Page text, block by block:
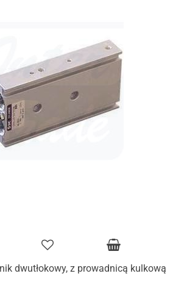
dwutłokowy, z prowadnicą kulkową